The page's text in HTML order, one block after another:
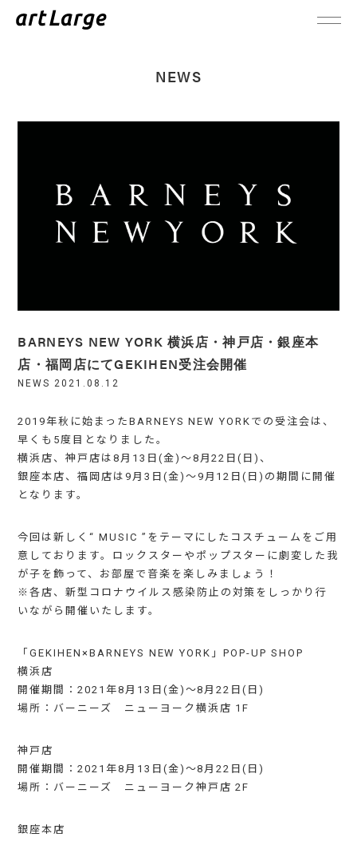
NEWS
BARNEYS NEW YORK 横浜店・神戸店・銀座本
店・福岡店にてGEKIHEN受注会開催
NEWS2021.08.12
2019年秋に始まったBARNEYS NEW YORKでの受注会は、
早くも5度目となりました。
横浜店、神戸店は8月13日(金)～8月22日(日)、
銀座本店、福岡店は9月3日(金)～9月12日(日)の期間に開催
となります。
今回は新しく“ MUSIC ”をテーマにしたコスチュームをご用
意しております。ロックスターやポップスターに劇変した我
が子を飾って、お部屋で音楽を楽しみましょう！
※各店、新型コロナウイルス感染防止の対策をしっかり行
いながら開催いたします。
「GEKIHEN×BARNEYS NEW YORK」POP-UP SHOP
横浜店
開催期間：2021年8月13日(金)～8月22日(日)
場所：バーニーズ ニューヨーク横浜店 1F
神戸店
開催期間：2021年8月13日(金)～8月22日(日)
場所：バーニーズ ニューヨーク神戸店 2F
銀座本店